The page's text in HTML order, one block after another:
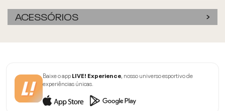
ACESSÓRIOS
Baixe o appLIVE! Experience, nosso universo esportivo de
experiências únicas.